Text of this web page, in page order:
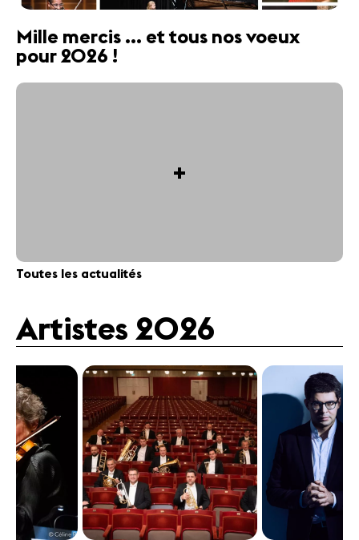
Mille mercis ... et tous nos voeux
pour 2026 !
+
Toutes les actualités
Artistes 2026